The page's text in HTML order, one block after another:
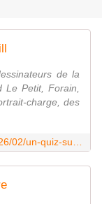
de la
Le Petit, Forain,
charge, des